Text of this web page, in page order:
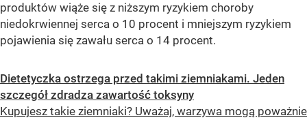
produktów wiąże się z niższym ryzykiem choroby
niedokrwiennej serca o 10 procent i mniejszym ryzykiem
pojawienia się zawału serca o 14 procent.
Dietetyczka ostrzega przed takimi ziemniakami. Jeden
szczegół zdradza zawartość toksyny
Kupujesz takie ziemniaki? Uważaj, warzywa mogą poważnie